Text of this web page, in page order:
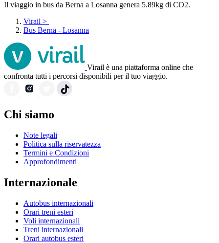
Il viaggio in bus da Berna a Losanna genera 5.89kg di CO2.
Virail >
Bus Berna - Losanna
Virail è una piattaforma online che
confronta tutti i percorsi disponibili per il tuo viaggio.
Chi siamo
Note legali
Politica sulla riservatezza
Termini e Condizioni
Approfondimenti
Internazionale
Autobus internazionali
Orari treni esteri
Voli internazionali
Treni internazionali
Orari autobus esteri